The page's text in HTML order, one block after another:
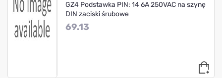
GZ4 Podstawka PIN: 14 6A 250VAC na szynę
DIN zaciski śrubowe
69.13